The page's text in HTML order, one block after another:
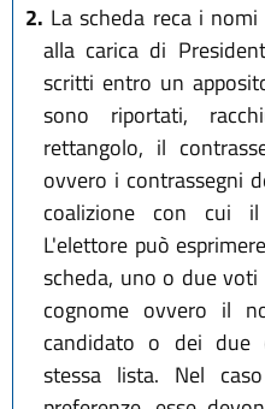
2. La scheda reca i
alla carica di
scritti entro un
sono riportati,
rettangolo, il
ovvero i contrassegni
coalizione con cui
L'elettore può
scheda, uno o due
cognome ovvero il
candidato o dei due
stessa lista. Nel